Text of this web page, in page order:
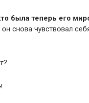
была теперь его
снова чувствовал